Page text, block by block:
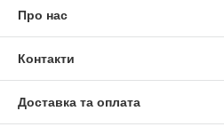
Про нас
Контакти
Доставка та оплата